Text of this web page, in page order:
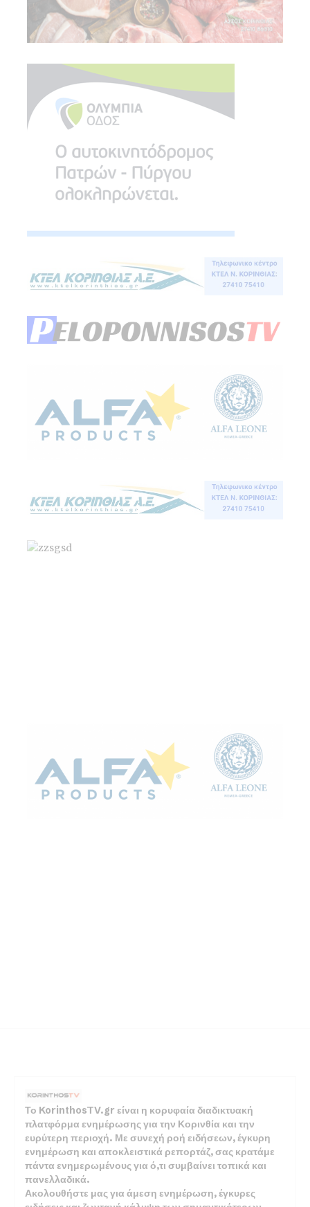
Το KorinthosTV.gr είναι η κορυφαία διαδικτυακή
πλατφόρμα ενημέρωσης για την Κορινθία και την
ευρύτερη περιοχή. Με συνεχή ροή ειδήσεων, έγκυρη
ενημέρωση και αποκλειστικά ρεπορτάζ, σας κρατάμε
πάντα ενημερωμένους για ό,τι συμβαίνει τοπικά και
πανελλαδικά.
Ακολουθήστε μας για άμεση ενημέρωση, έγκυρες